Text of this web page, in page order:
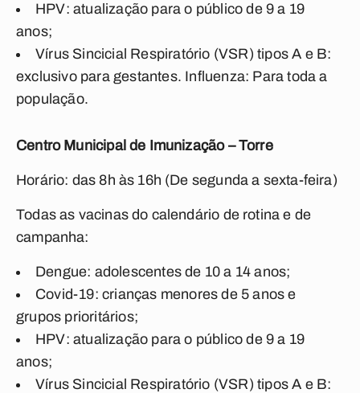
HPV: atualização para o público de 9 a 19
anos;
Vírus Sincicial Respiratório (VSR) tipos A e B:
exclusivo para gestantes. Influenza: Para toda a
população.
Centro Municipal de Imunização – Torre
Horário: das 8h às 16h (De segunda a sexta-feira)
Todas as vacinas do calendário de rotina e de
campanha:
Dengue: adolescentes de 10 a 14 anos;
Covid-19: crianças menores de 5 anos e
grupos prioritários;
HPV: atualização para o público de 9 a 19
anos;
Vírus Sincicial Respiratório (VSR) tipos A e B: